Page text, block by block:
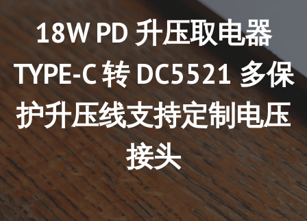
18W PD 升压取电器
TYPE-C 转 DC5521 多保
护升压线支持定制电压
接头